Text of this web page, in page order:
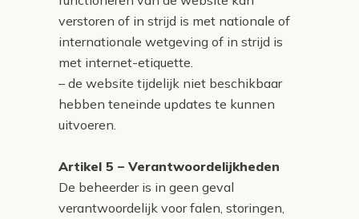
verstoren of in strijd is met nationale of
internationale wetgeving of in strijd is
met internet-etiquette.
– de website tijdelijk niet beschikbaar
hebben teneinde updates te kunnen
uitvoeren.
Artikel 5 – Verantwoordelijkheden
De beheerder is in geen geval
verantwoordelijk voor falen, storingen,